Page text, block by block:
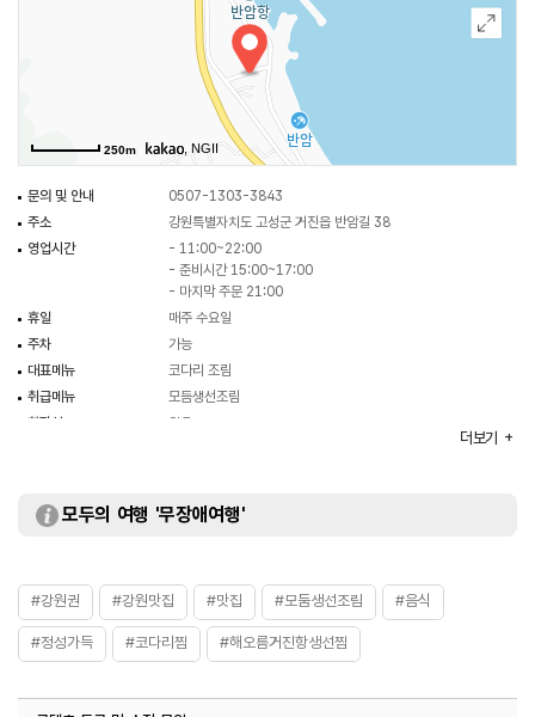
250m , NGII
문의 및 안내
0507-1303-3843
주소
강원특별자치도 고성군 거진읍 반암길 38
영업시간
- 11:00~22:00
- 준비시간 15:00~17:00
- 마지막 주문 21:00
휴일
매주 수요일
주차
가능
대표메뉴
코다리 조림
취급메뉴
모듬생선조림
화장실
있음
더보기
모두의 여행 '무장애여행'
#강원권 #강원맛집 #맛집 #모둠생선조림 #음식
#정성가득 #코다리찜 #해오름거진항생선찜